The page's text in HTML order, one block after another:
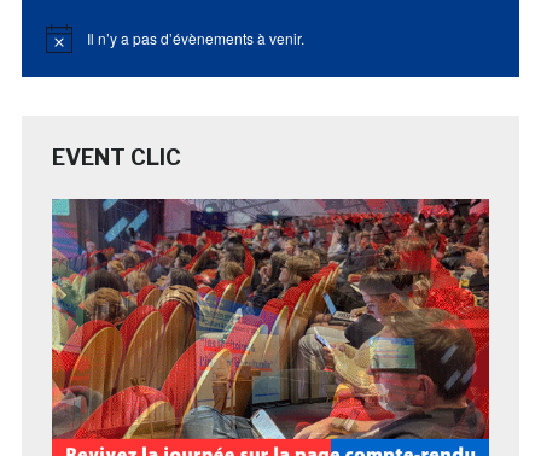
Notice Il n’y a pas d’évènements à venir.
EVENT CLIC